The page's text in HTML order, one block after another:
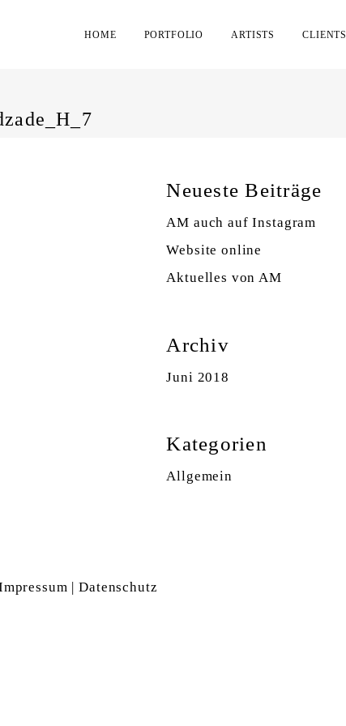
HOME PORTFOLIO ARTISTS CLIENTS
Neueste Beiträge
AM auch auf Instagram
Website online
Aktuelles von AM
Archiv
Juni 2018
Kategorien
Allgemein
|Datenschutz